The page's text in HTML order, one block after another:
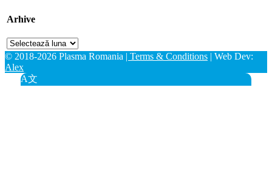
Arhive
Arhive
© 2018-2026 Plasma Romania | Terms & Conditions | Web Dev:
Alex
A文